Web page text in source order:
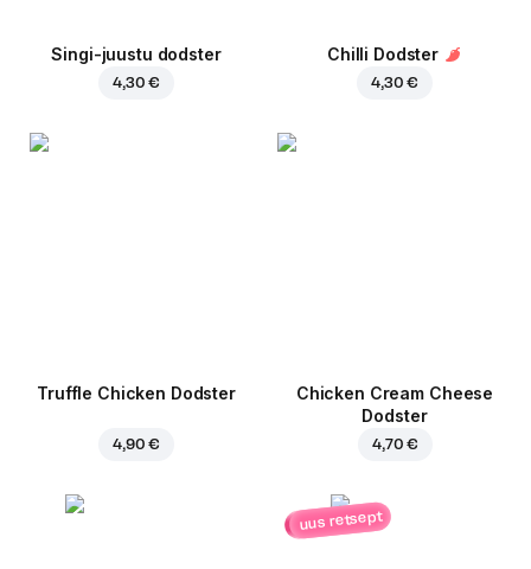
Singi-juustu dodster
4,30 €
Chilli Dodster
4,30 €
Truffle Chicken Dodster
4,90 €
Chicken Cream Cheese
Dodster
4,70 €
uus retsept